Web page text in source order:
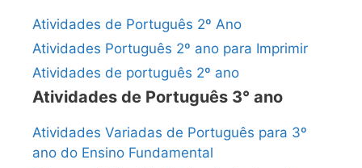
Atividades de Português 2º Ano
Atividades Português 2º ano para Imprimir
Atividades de português 2º ano
Atividades de Português 3° ano
Atividades Variadas de Português para 3º
ano do Ensino Fundamental